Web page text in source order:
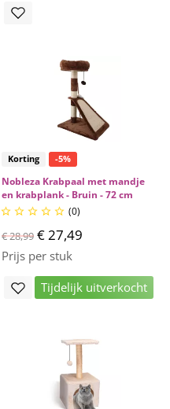
Korting -5%
Nobleza Krabpaal met mandje
en krabplank - Bruin - 72 cm
     (0)
€ 28,99 € 27,49
Prijs per stuk
Tijdelijk uitverkocht